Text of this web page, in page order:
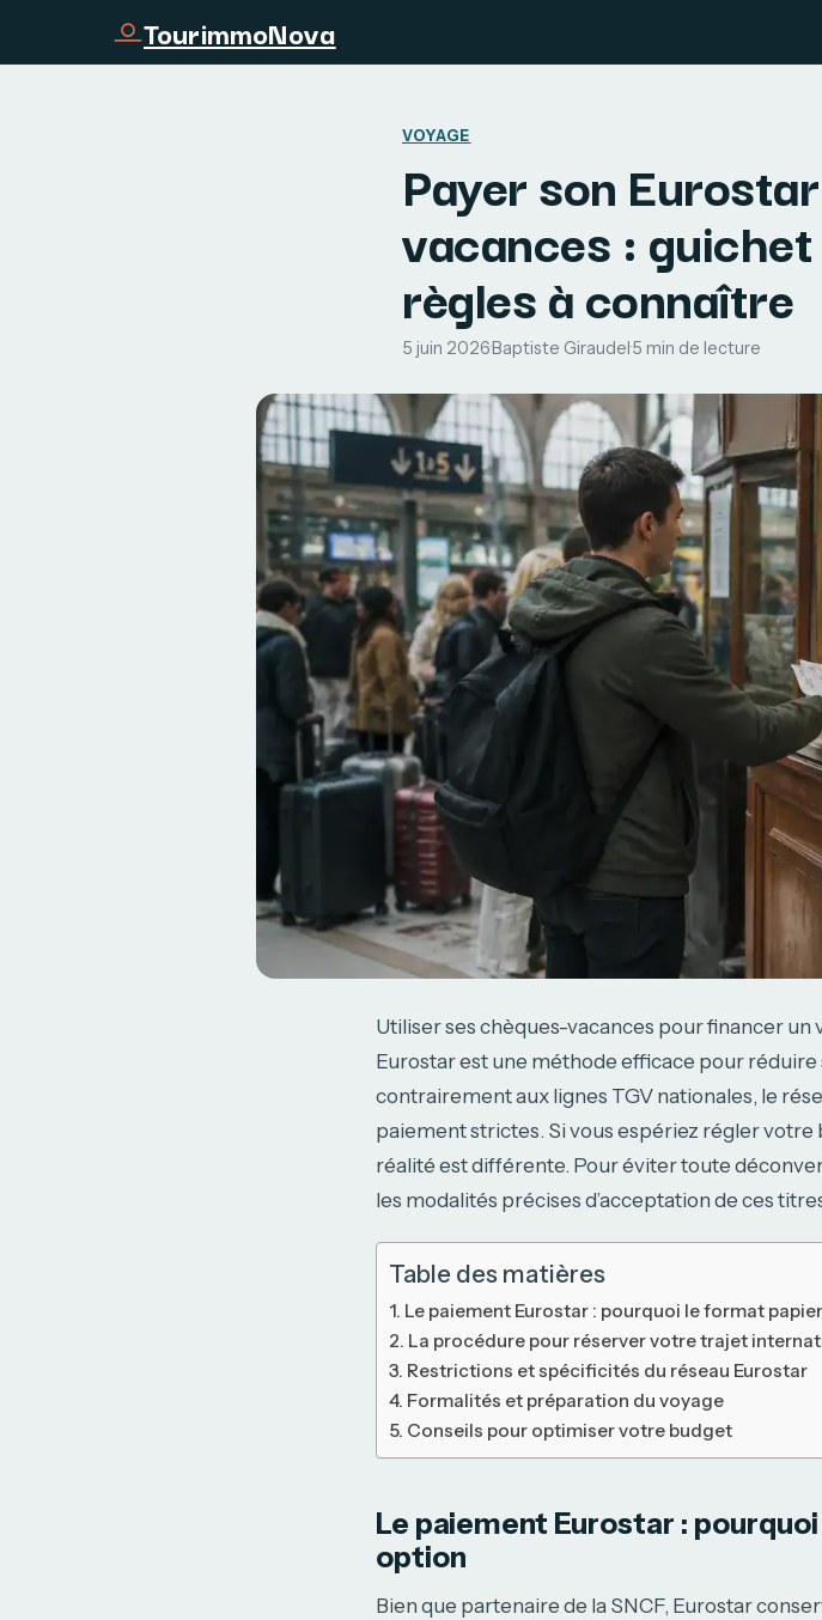
TourimmoNova
VOYAGE
Payer son
vacances :
règles à connaître
5 juin 2026·Baptiste Giraudel ·5 min de lecture
Utiliser ses chèques-vacances pour financer
Eurostar est une méthode efficace pour
contrairement aux lignes TGV nationales, le
paiement strictes. Si vous espériez régler votre
réalité est différente. Pour éviter toute
les modalités précises d’acceptation de ces
Table des matières
Le paiement Eurostar : pourquoi le format
La procédure pour réserver votre trajet
Restrictions et spécificités du réseau Eurostar
Formalités et préparation du voyage
Conseils pour optimiser votre budget
Le paiement Eurostar :
option
Bien que partenaire de la SNCF, Eurostar